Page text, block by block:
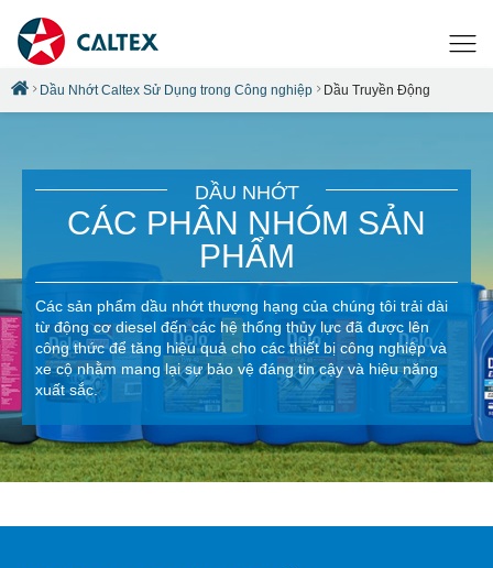
Dầu Nhớt Caltex Sử Dụng trong Công nghiệp Dầu Truyền Động
DẦU NHỚT
CÁC PHÂN NHÓM SẢN
PHẨM
Các sản phẩm dầu nhớt thượng hạng của chúng tôi trải dài
từ động cơ diesel đến các hệ thống thủy lực đã được lên
công thức để tăng hiệu quả cho các thiết bị công nghiệp và
xe cộ nhằm mang lại sự bảo vệ đáng tin cậy và hiệu năng
xuất sắc.